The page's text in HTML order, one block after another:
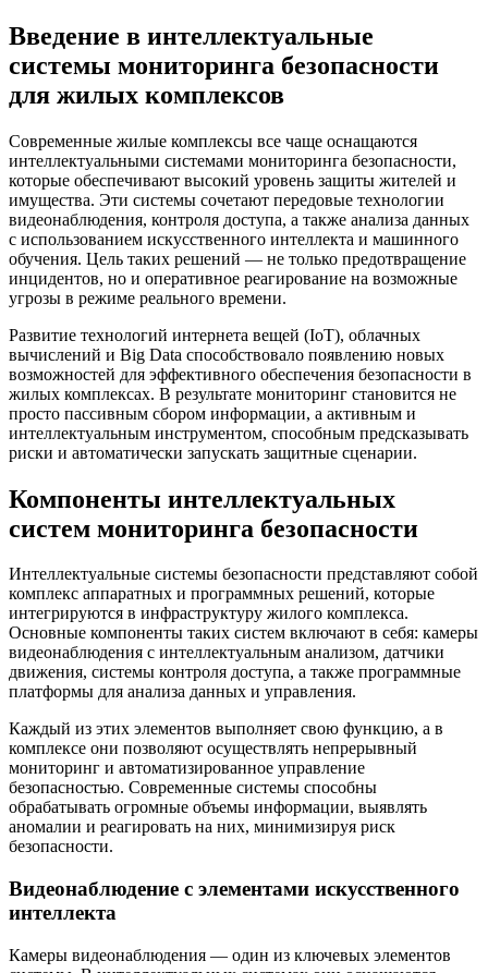
Введение в интеллектуальные
системы мониторинга безопасности
для жилых комплексов
Современные жилые комплексы все чаще оснащаются
интеллектуальными системами мониторинга безопасности,
которые обеспечивают высокий уровень защиты жителей и
имущества. Эти системы сочетают передовые технологии
видеонаблюдения, контроля доступа, а также анализа данных
с использованием искусственного интеллекта и машинного
обучения. Цель таких решений — не только предотвращение
инцидентов, но и оперативное реагирование на возможные
угрозы в режиме реального времени.
Развитие технологий интернета вещей (IoT), облачных
вычислений и Big Data способствовало появлению новых
возможностей для эффективного обеспечения безопасности в
жилых комплексах. В результате мониторинг становится не
просто пассивным сбором информации, а активным и
интеллектуальным инструментом, способным предсказывать
риски и автоматически запускать защитные сценарии.
Компоненты интеллектуальных
систем мониторинга безопасности
Интеллектуальные системы безопасности представляют собой
комплекс аппаратных и программных решений, которые
интегрируются в инфраструктуру жилого комплекса.
Основные компоненты таких систем включают в себя: камеры
видеонаблюдения с интеллектуальным анализом, датчики
движения, системы контроля доступа, а также программные
платформы для анализа данных и управления.
Каждый из этих элементов выполняет свою функцию, а в
комплексе они позволяют осуществлять непрерывный
мониторинг и автоматизированное управление
безопасностью. Современные системы способны
обрабатывать огромные объемы информации, выявлять
аномалии и реагировать на них, минимизируя риск
безопасности.
Видеонаблюдение с элементами искусственного
интеллекта
Камеры видеонаблюдения — один из ключевых элементов